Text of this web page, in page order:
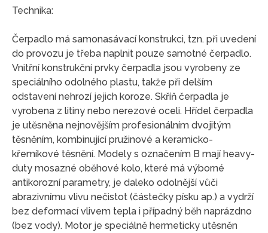
Technika:
Čerpadlo má samonasávací konstrukci, tzn. při uvedení
do provozu je třeba naplnit pouze samotné čerpadlo.
Vnitřní konstrukční prvky čerpadla jsou vyrobeny ze
speciálního odolného plastu, takže při delším
odstavení nehrozí jejich koroze. Skříň čerpadla je
vyrobena z litiny nebo nerezové oceli. Hřídel čerpadla
je utěsněna nejnovějším profesionálním dvojitým
těsněním, kombinující pružinové a keramicko-
křemíkové těsnění. Modely s označením B mají heavy-
duty mosazné oběhové kolo, které má výborné
antikorozní parametry, je daleko odolnější vůči
abrazivnímu vlivu nečistot (částečky písku ap.) a vydrží
bez deformací vlivem tepla i případný běh naprázdno
(bez vody). Motor je speciálně hermeticky utěsněn